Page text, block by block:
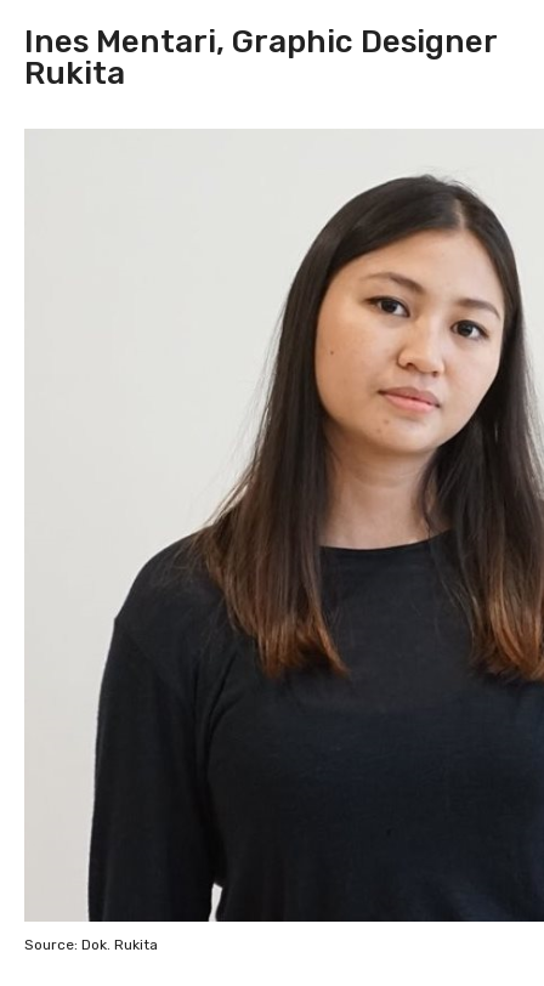
Ines Mentari, Graphic Designer
Rukita
Source: Dok. Rukita